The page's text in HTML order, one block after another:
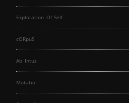
Exploration Of Self
cORpuS
Ab Intus
Mutatio